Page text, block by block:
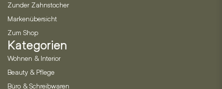
Zunder Zahnstocher
Markenübersicht
Zum Shop
Kategorien
Wohnen & Interior
Beauty & Pflege
Büro & Schreibwaren